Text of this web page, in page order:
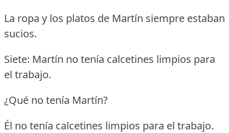
La ropa y los platos de Martín siempre estaban
sucios.
Siete: Martín no tenía calcetines limpios para
el trabajo.
¿Qué no tenía Martín?
Él no tenía calcetines limpios para el trabajo.